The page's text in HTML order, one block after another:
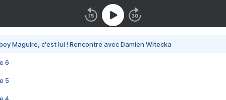
Maguire, c'est lui ! Rencontre avec Damien Witecka
6
5